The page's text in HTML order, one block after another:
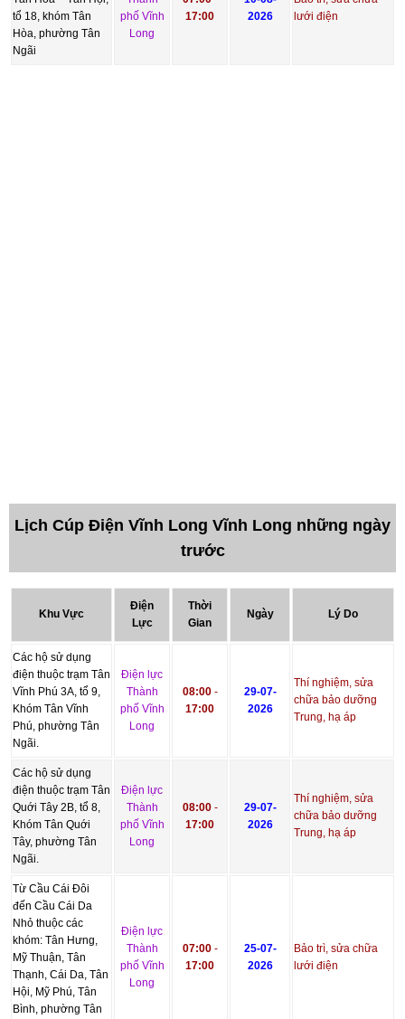
tổ 18, khóm Tân
Hòa, phường Tân
Ngãi
phố Vĩnh
Long
17:00
2026
lưới điện
Lịch Cúp Điện Vĩnh Long Vĩnh Long những ngày
trước
Khu Vực
Điện
Lực
Thời
Gian
Ngày Lý Do
Các hộ sử dụng
điện thuộc trạm Tân
Vĩnh Phú 3A, tổ 9,
Khóm Tân Vĩnh
Phú, phường Tân
Ngãi.
Điện lực
Thành
phố Vĩnh
Long
08:00-
17:00
29-07-
2026
Thí nghiệm, sửa
chữa bảo dưỡng
Trung, hạ áp
Các hộ sử dụng
điện thuộc trạm Tân
Quới Tây 2B, tổ 8,
Khóm Tân Quới
Tây, phường Tân
Ngãi.
Điện lực
Thành
phố Vĩnh
Long
08:00-
17:00
29-07-
2026
Thí nghiệm, sửa
chữa bảo dưỡng
Trung, hạ áp
Từ Cầu Cái Đôi
đến Cầu Cái Da
Nhỏ thuộc các
khóm: Tân Hưng,
Mỹ Thuận, Tân
Thạnh, Cái Da, Tân
Hội, Mỹ Phú, Tân
Bình, phường Tân
Điện lực
Thành
phố Vĩnh
Long
07:00-
17:00
25-07-
2026
Bảo trì, sửa chữa
lưới điện